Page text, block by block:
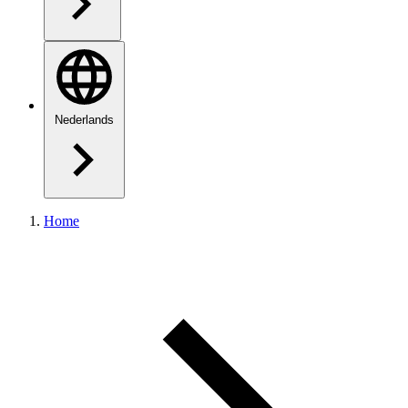
Nederlands
Home